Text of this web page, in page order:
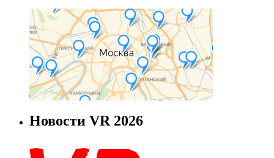
Новости VR 2026